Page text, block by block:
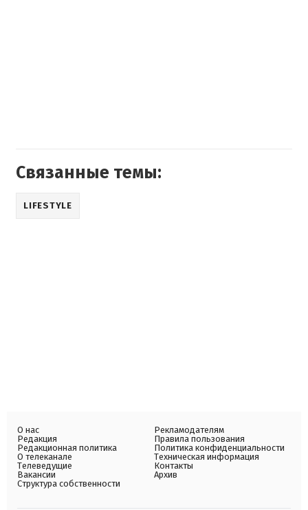
Связанные темы:
LIFESTYLE
О нас
Редакция
Редакционная политика
О телеканале
Телеведущие
Вакансии
Структура собственности
Рекламодателям
Правила пользования
Политика конфиденциальности
Техническая информация
Контакты
Архив